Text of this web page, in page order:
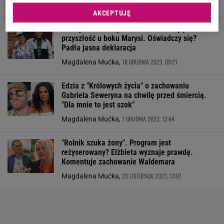
29 GRUDNIA 2023, 21:06
przyszłość u boku Marysi. Oświadczy się?
Padła jasna deklaracja
Magdalena Mućka, 18 GRUDNIA 2023, 09:21
Edzia z "Królowych życia" o zachowaniu
Gabriela Seweryna na chwilę przed śmiercią.
"Dla mnie to jest szok"
Magdalena Mućka, 1 GRUDNIA 2023, 12:44
"Rolnik szuka żony". Program jest
reżyserowany? Elżbieta wyznaje prawdę.
Komentuje zachowanie Waldemara
Magdalena Mućka, 20 LISTOPADA 2023, 13:07
AKCEPTUJĘ